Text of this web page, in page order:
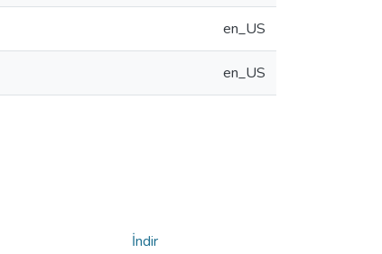
en_US
en_US
İndir